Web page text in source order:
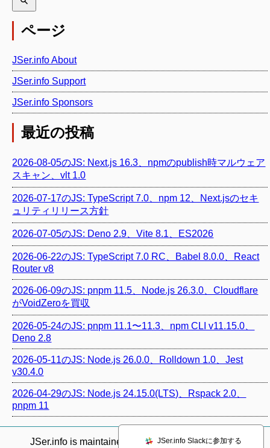
ページ
JSer.info About
JSer.info Support
JSer.info Sponsors
最近の投稿
2026-08-05のJS: Next.js 16.3、npmのpublish時マルウェア
スキャン、vlt 1.0
2026-07-17のJS: TypeScript 7.0、npm 12、Next.jsのセキ
ュリティリリース方針
2026-07-05のJS: Deno 2.9、Vite 8.1、ES2026
2026-06-22のJS: TypeScript 7.0 RC、Babel 8.0.0、React
Router v8
2026-06-09のJS: pnpm 11.5、Node.js 26.3.0、Cloudflare
がVoidZeroを買収
2026-05-24のJS: pnpm 11.1〜11.3、npm CLI v11.15.0、
Deno 2.8
2026-05-11のJS: Node.js 26.0.0、Rolldown 1.0、Jest
v30.4.0
2026-04-29のJS: Node.js 24.15.0(LTS)、Rspack 2.0、
pnpm 11
JSer.info is maintained by @azu_re.
JSer.info Slackに参加する